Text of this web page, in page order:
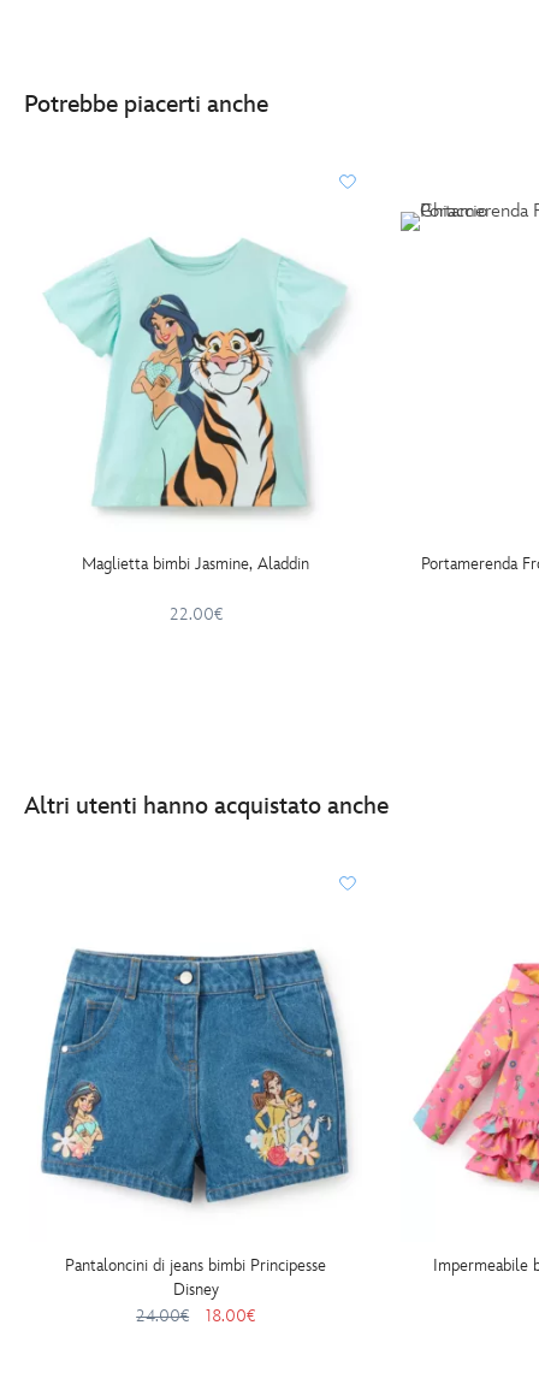
Potrebbe piacerti anche
Maglietta bimbi Jasmine, Aladdin
22.00€
Portamerenda
Altri utenti hanno acquistato anche
Pantaloncini di jeans bimbi Principesse
Disney
24.00€
18.00€
Impermeabile